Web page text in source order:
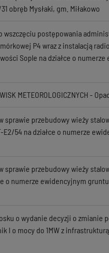
obręb Mysłaki, gm. Miłakowo
wszczęciu postępowania
P4 wraz z instalacją
Sople na działce o
METEOROLOGICZNYCH -
sprawie przebudowy wieży
54 na działce o numerze
sprawie przebudowy wieży
o numerze ewidencyjnym gruntu
o wydanie decyzji o zmianie
I o mocy do 1MW z